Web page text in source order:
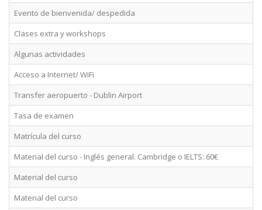
Evento de bienvenida/ despedida
Clases extra y workshops
Algunas actividades
Acceso a Internet/ WiFi
Transfer aeropuerto - Dublin Airport
Tasa de examen
Matrícula del curso
Material del curso - Inglés general. Cambridge o IELTS: 60€
Material del curso
Material del curso